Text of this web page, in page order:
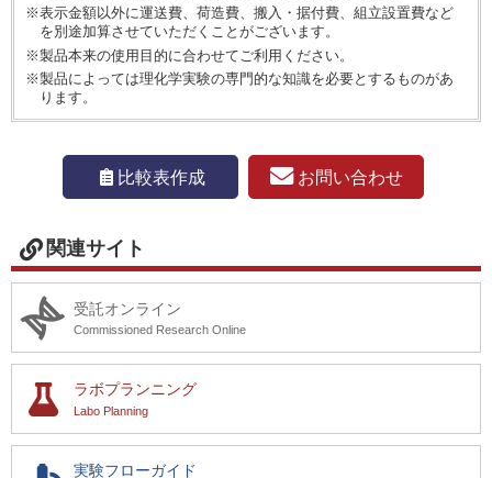
※表示金額以外に運送費、荷造費、搬入・据付費、組立設置費など
を別途加算させていただくことがございます。
※製品本来の使用目的に合わせてご利用ください。
※製品によっては理化学実験の専門的な知識を必要とするものがあ
ります。
比較表作成 お問い合わせ
関連サイト
受託オンライン
Commissioned Research Online
ラボプランニング
Labo Planning
実験フローガイド